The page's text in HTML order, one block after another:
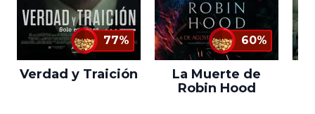
77%
Verdad y Traición
60%
La Muerte de
Robin Hood